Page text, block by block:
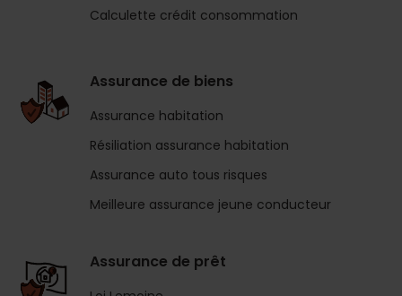
Calculette crédit consommation
Assurance de biens
Assurance habitation
Résiliation assurance habitation
Assurance auto tous risques
Meilleure assurance jeune conducteur
Assurance de prêt